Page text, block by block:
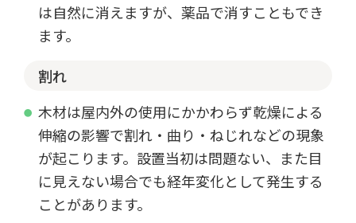
は自然に消えますが、薬品で消すこともでき
ます。
割れ
木材は屋内外の使用にかかわらず乾燥による
伸縮の影響で割れ・曲り・ねじれなどの現象
が起こります。設置当初は問題ない、また目
に見えない場合でも経年変化として発生する
ことがあります。